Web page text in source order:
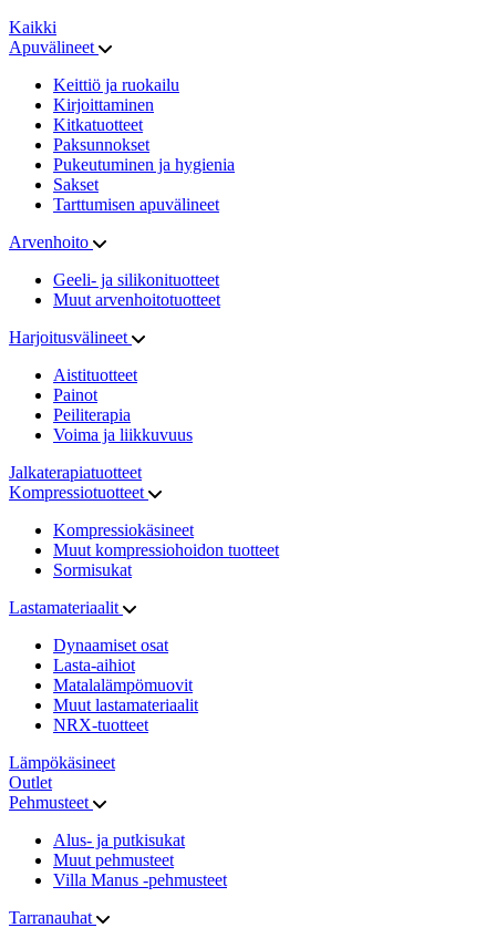
Kaikki
Apuvälineet
Keittiö ja ruokailu
Kirjoittaminen
Kitkatuotteet
Paksunnokset
Pukeutuminen ja hygienia
Sakset
Tarttumisen apuvälineet
Arvenhoito
Geeli- ja silikonituotteet
Muut arvenhoitotuotteet
Harjoitusvälineet
Aistituotteet
Painot
Peiliterapia
Voima ja liikkuvuus
Jalkaterapiatuotteet
Kompressiotuotteet
Kompressiokäsineet
Muut kompressiohoidon tuotteet
Sormisukat
Lastamateriaalit
Dynaamiset osat
Lasta-aihiot
Matalalämpömuovit
Muut lastamateriaalit
NRX-tuotteet
Lämpökäsineet
Outlet
Pehmusteet
Alus- ja putkisukat
Muut pehmusteet
Villa Manus -pehmusteet
Tarranauhat